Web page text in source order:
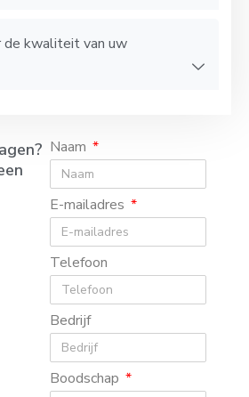
de kwaliteit van uw
Naam
E-mailadres
Telefoon
Bedrijf
Boodschap